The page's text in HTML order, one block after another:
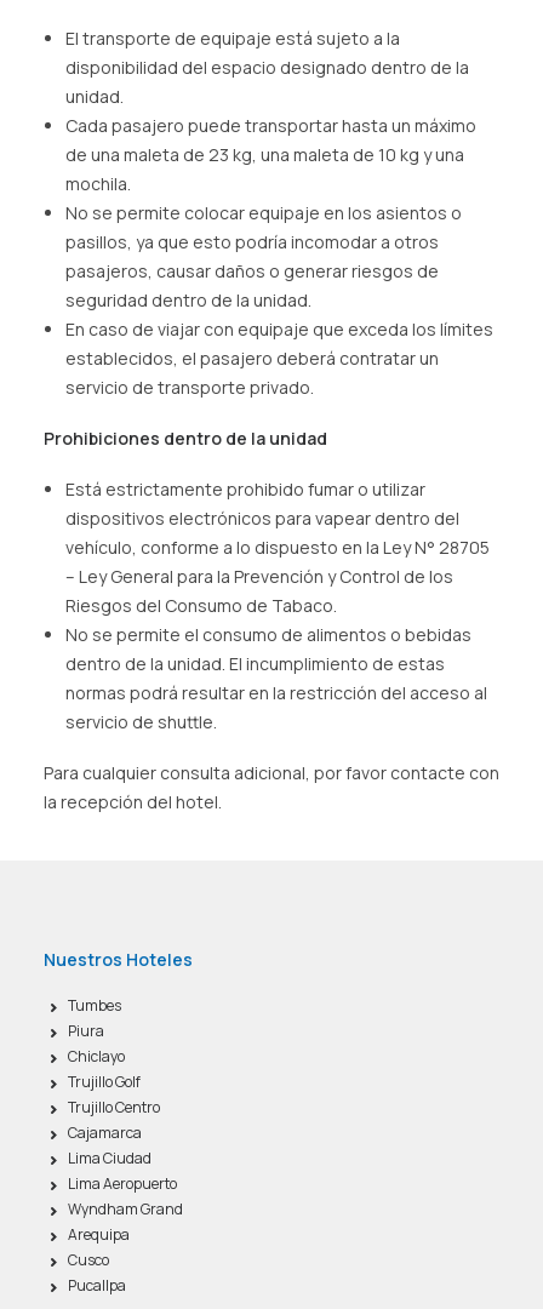
El transporte de equipaje está sujeto a la
disponibilidad del espacio designado dentro de la
unidad.
Cada pasajero puede transportar hasta un máximo
de una maleta de 23 kg, una maleta de 10 kg y una
mochila.
No se permite colocar equipaje en los asientos o
pasillos, ya que esto podría incomodar a otros
pasajeros, causar daños o generar riesgos de
seguridad dentro de la unidad.
En caso de viajar con equipaje que exceda los límites
establecidos, el pasajero deberá contratar un
servicio de transporte privado.
Prohibiciones dentro de la unidad
Está estrictamente prohibido fumar o utilizar
dispositivos electrónicos para vapear dentro del
vehículo, conforme a lo dispuesto en la Ley N° 28705
– Ley General para la Prevención y Control de los
Riesgos del Consumo de Tabaco.
No se permite el consumo de alimentos o bebidas
dentro de la unidad. El incumplimiento de estas
normas podrá resultar en la restricción del acceso al
servicio de shuttle.
Para cualquier consulta adicional, por favor contacte con
la recepción del hotel.
Nuestros Hoteles
Tumbes
Piura
Chiclayo
Trujillo Golf
Trujillo Centro
Cajamarca
Lima Ciudad
Lima Aeropuerto
Wyndham Grand
Arequipa
Cusco
Pucallpa